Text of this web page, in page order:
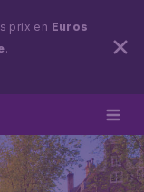
prix en Euros
.